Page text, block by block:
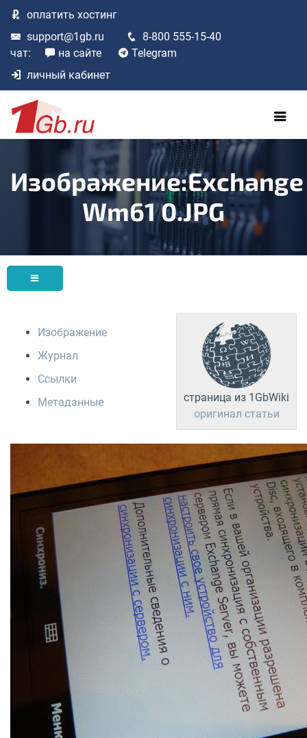
оплатить хостинг
support@1gb.ru
8-800 555-15-40
чат:
на сайте
Telegram
личный кабинет
Изображение:Exchange
Wm61 0.JPG
страница из 1GbWiki
оригинал статьи
Изображение
Журнал
Ссылки
Метаданные